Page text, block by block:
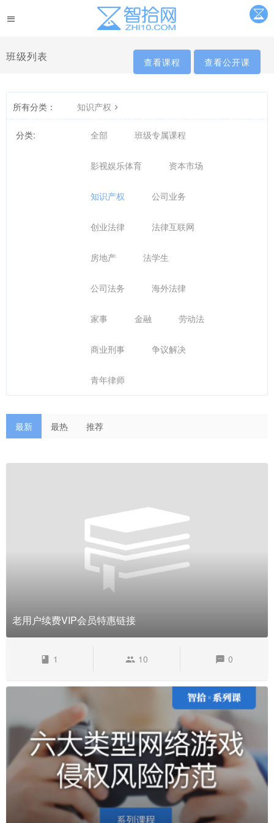
班级列表 查看课程 查看公开课
所有分类： 知识产权
分类: 全部 班级专属课程
影视娱乐体育 资本市场
知识产权 公司业务
创业法律 法律互联网
房地产 法学生
公司法务 海外法律
家事 金融 劳动法
商业刑事 争议解决
青年律师
最新 最热 推荐
老用户续费VIP会员特惠链接
1 10 0